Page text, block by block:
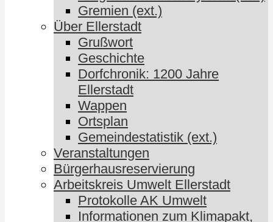
Gremien (ext.)
Über Ellerstadt
Grußwort
Geschichte
Dorfchronik: 1200 Jahre
Ellerstadt
Wappen
Ortsplan
Gemeindestatistik (ext.)
Veranstaltungen
Bürgerhausreservierung
Arbeitskreis Umwelt Ellerstadt
Protokolle AK Umwelt
Informationen zum Klimapakt,